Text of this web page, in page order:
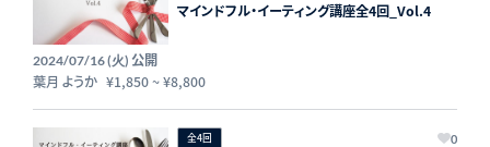
マインドフル・イーティング講座全4回_Vol.4
2024/07/16 (火) 公開
葉月 ようか ¥1,850~¥8,800
全4回 0